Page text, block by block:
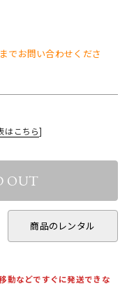
でお問い合わせくださ
はこちら]
商品のレンタル
動などですぐに発送できな